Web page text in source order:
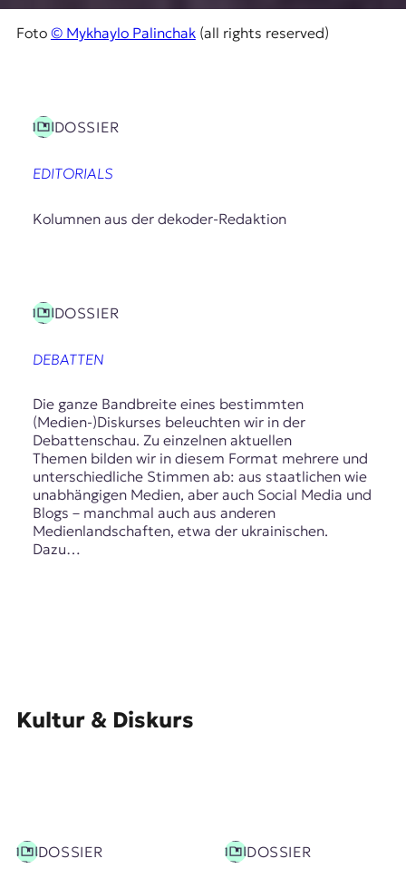
Foto © Mykhaylo Palinchak(all rights reserved)
DOSSIER
EDITORIALS
Kolumnen aus der dekoder-Redaktion
DOSSIER
DEBATTEN
Die ganze Bandbreite eines bestimmten
(Medien-)Diskurses beleuchten wir in der
Debattenschau. Zu einzelnen aktuellen
Themen bilden wir in diesem Format mehrere und
unterschiedliche Stimmen ab: aus staatlichen wie
unabhängigen Medien, aber auch Social Media und
Blogs – manchmal auch aus anderen
Medienlandschaften, etwa der ukrainischen.
Dazu…
Kultur & Diskurs
DOSSIER DOSSIER